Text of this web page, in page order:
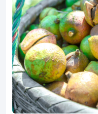
茶
绍：
1
存放的